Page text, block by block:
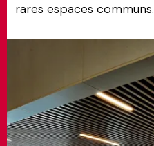
rares espaces communs.